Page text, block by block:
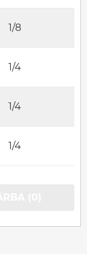
1/8
1/4
1/4
1/4